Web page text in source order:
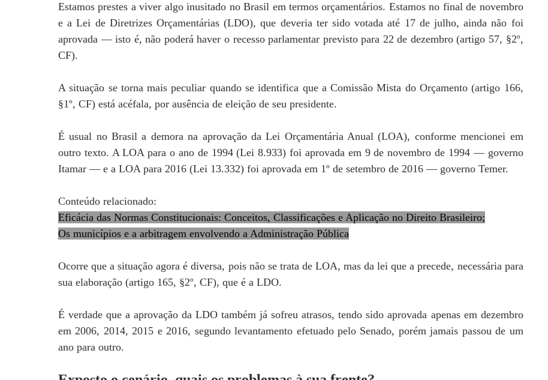
Estamos prestes a viver algo inusitado no Brasil em termos orçamentários. Estamos no final de novembro
e a Lei de Diretrizes Orçamentárias (LDO), que deveria ter sido votada até 17 de julho, ainda não foi
aprovada — isto é, não poderá haver o recesso parlamentar previsto para 22 de dezembro (artigo 57, §2º,
CF).
A situação se torna mais peculiar quando se identifica que a Comissão Mista do Orçamento (artigo 166,
§1º, CF) está acéfala, por ausência de eleição de seu presidente.
É usual no Brasil a demora na aprovação da Lei Orçamentária Anual (LOA), conforme mencionei em
outro texto. A LOA para o ano de 1994 (Lei 8.933) foi aprovada em 9 de novembro de 1994 — governo
Itamar — e a LOA para 2016 (Lei 13.332) foi aprovada em 1º de setembro de 2016 — governo Temer.
Conteúdo relacionado:
Eficácia das Normas Constitucionais: Conceitos, Classificações e Aplicação no Direito Brasileiro;
Os municípios e a arbitragem envolvendo a Administração Pública
Ocorre que a situação agora é diversa, pois não se trata de LOA, mas da lei que a precede, necessária para
sua elaboração (artigo 165, §2º, CF), que é a LDO.
É verdade que a aprovação da LDO também já sofreu atrasos, tendo sido aprovada apenas em dezembro
em 2006, 2014, 2015 e 2016, segundo levantamento efetuado pelo Senado, porém jamais passou de um
ano para outro.